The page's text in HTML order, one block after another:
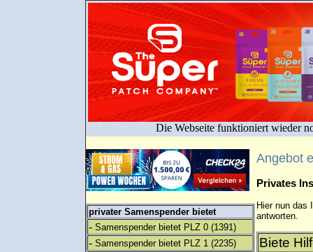
Die Webseite funktioniert wieder
privater Samenspender bietet
- Samenspender bietet PLZ 0 (1391)
- Samenspender bietet PLZ 1 (2235)
Angebot
Privates
Hier nun das
antworten.
Biete